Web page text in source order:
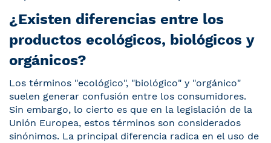
¿Existen diferencias entre los
productos ecológicos, biológicos y
orgánicos?
Los términos "ecológico", "biológico" y "orgánico"
suelen generar confusión entre los consumidores.
Sin embargo, lo cierto es que en la legislación de la
Unión Europea, estos términos son considerados
sinónimos. La principal diferencia radica en el uso de